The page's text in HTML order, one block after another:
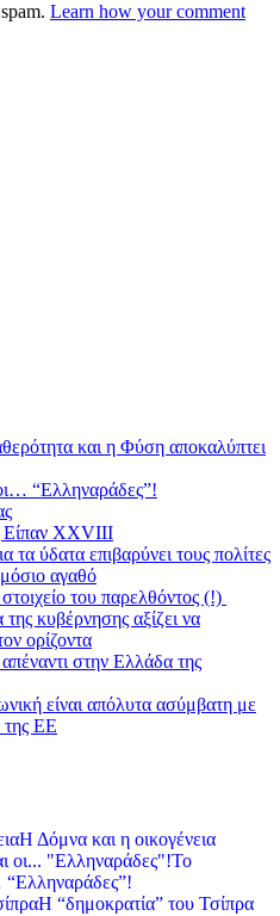
Learn how your comment
και η Φύση αποκαλύπτει
“Ελληναράδες”!
Είπαν XXVIII
τα ύδατα επιβαρύνει τους πολίτες
αγαθό
του παρελθόντος (!)
κυβέρνησης αξίζει να
ορίζοντα
στην Ελλάδα της
είναι απόλυτα ασύμβατη με
της ΕΕ
Η Δόμνα και η οικογένεια
Το
“Ελληναράδες”!
Η “δημοκρατία” του Τσίπρα